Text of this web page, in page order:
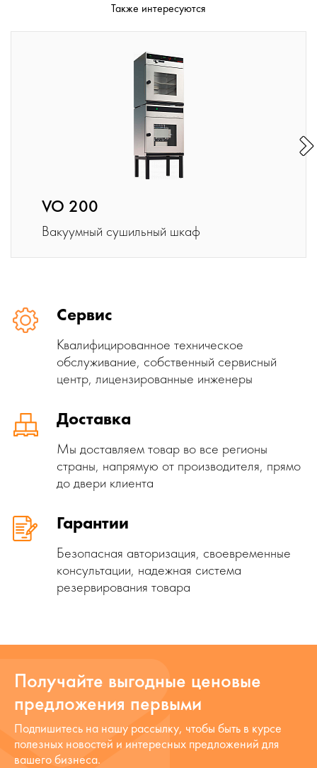
Также интересуются
VO 200
Вакуумный сушильный шкаф
Сервис
Квалифицированное техническое
обслуживание, собственный сервисный
центр, лицензированные инженеры
Доставка
Мы доставляем товар во все регионы
страны, напрямую от производителя, прямо
до двери клиента
Гарантии
Безопасная авторизация, своевременные
консультации, надежная система
резервирования товара
Получайте выгодные ценовые
предложения первыми
Подпишитесь на нашу рассылку, чтобы быть в курсе
полезных новостей и интересных предложений для
вашего бизнеса.